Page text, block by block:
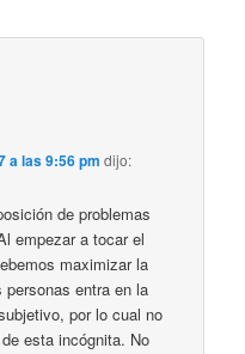
a las 9:56 pm dijo:
de problemas
empezar a tocar el
maximizar la
entra en la
por lo cual no
esta incógnita. No